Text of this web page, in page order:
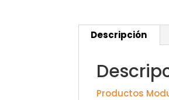
Descripción
Productos